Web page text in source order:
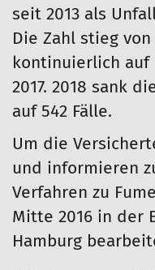
seit 2013 als
Die Zahl stieg
kontinuierlich auf
2017. 2018 sank
auf 542 Fälle.
Um die
und informieren
Verfahren zu
Mitte 2016 in der
Hamburg